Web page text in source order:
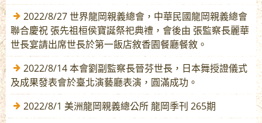
2022/8/27 世界龍岡親義總會，中華民國龍岡親義總會
聯合慶祝 張先祖桓侯寶誕祭祀典禮，會後由 張監察長麗華
世長宴請出席世長於第一飯店敘香園餐廳餐敘。
2022/8/14 本會劉副監察長晉芬世長，日本舞授證儀式
及成果發表會於臺北演藝廳表演，圓滿成功。
2022/8/1 美洲龍岡親義總公所 龍岡季刊 265期